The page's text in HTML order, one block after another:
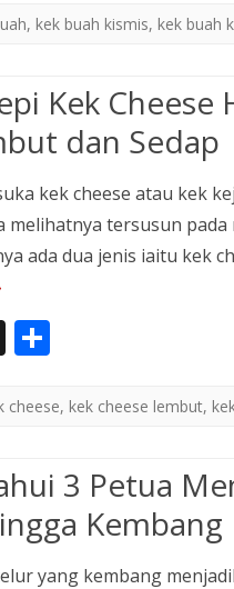
a
a
p
er
ar
, kek buah kismis, kek buah
Kek Cheese
dan Sedap
kek cheese atau kek
melihatnya tersusun pada
ada dua jenis iaitu kek
In
a
a
p
er
ar
cheese, kek cheese lembut,
3 Petua
Kembang
yang kembang